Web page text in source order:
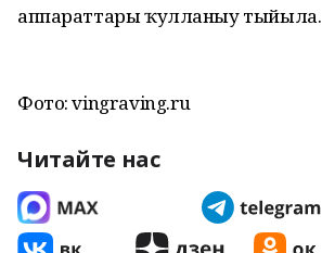
аппараттары ҡулланыу тыйыла.
Фото: vingraving.ru
Читайте нас